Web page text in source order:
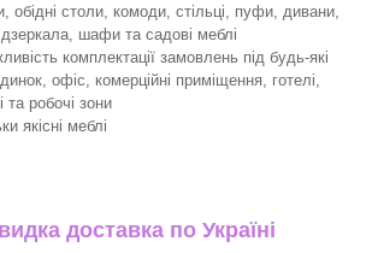
обідні столи, комоди, стільці, пуфи, дивани,
шафи та садові меблі
комплектації замовлень під будь-які
офіс, комерційні приміщення, готелі,
та робочі зони
якісні меблі
доставка по Україні